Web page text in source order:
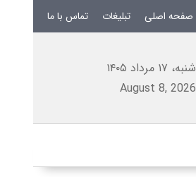
صفحه اصلی تبلیغات تماس با ما
شنبه، ۱۷ مرداد ۱۴۰۵
August 8, 2026